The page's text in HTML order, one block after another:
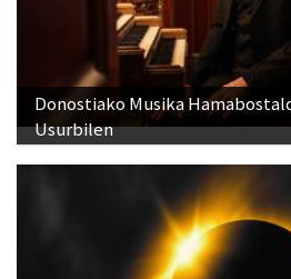
Donostiako Musika
Usurbilen